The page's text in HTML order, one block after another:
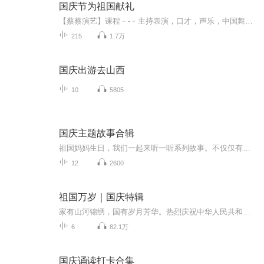
国庆节为祖国献礼
215 1.7万
国庆出游去山西
10 5805
国庆主题故事合辑
12 2600
祖国万岁｜国庆特辑
6 82.1万
国庆诵读打卡合集